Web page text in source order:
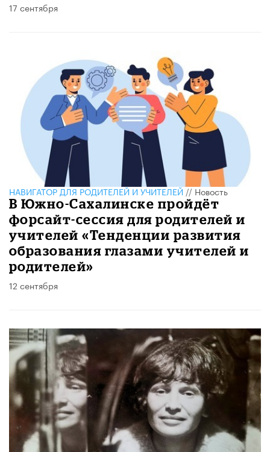
17 сентября
НАВИГАТОР ДЛЯ РОДИТЕЛЕЙ И УЧИТЕЛЕЙ//Новость
В Южно-Сахалинске пройдёт
форсайт-сессия для родителей и
учителей «Тенденции развития
образования глазами учителей и
родителей»
12 сентября